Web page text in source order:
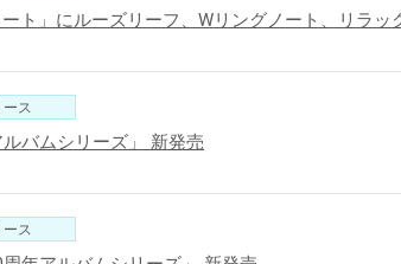
ート」にルーズリーフ、Wリングノート、リラッ
ース
ルバムシリーズ」 新発売
ース